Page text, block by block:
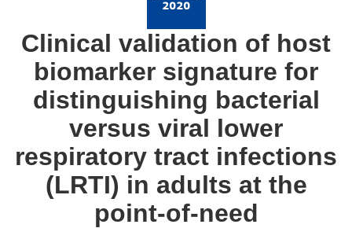
Clinical validation of host
biomarker signature for
distinguishing bacterial
versus viral lower
respiratory tract infections
(LRTI) in adults at the
point-of-need